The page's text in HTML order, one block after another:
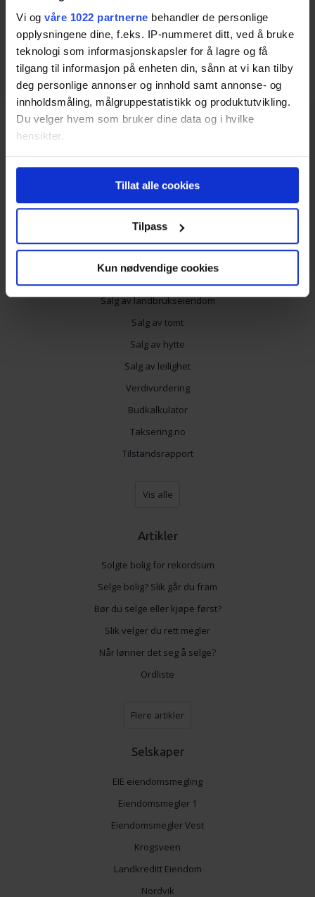
Vi og våre 1022 partnerne behandler de personlige
opplysningene dine, f.eks. IP-nummeret ditt, ved å bruke
teknologi som informasjonskapsler for å lagre og få
tilgang til informasjon på enheten din, sånn at vi kan tilby
deg personlige annonser og innhold samt annonse- og
innholdsmåling, målgruppestatistikk og produktutvikling.
Du velger hvem som bruker dine data og i hvilke
hensikter.
Hvis du gir oss lov, vil vi også gjerne:
Innhente informasjon om den geografiske
beliggenheten din, som kan være nøyaktig innenfor
Identifisere enheten din ved å aktivt skanne den
kan du lese om hvordan dine personlige
data behandles og hvordan du kan velge hvordan de skal
samtykke fra erklæringen om informasjonskapsler.
Vi bruker informasjonskapsler for å gi innhold og
mediefunksjoner og for å analysere trafikken vår. Vi deler
dessuten informasjon om hvordan du bruker nettstedet
vårt, med partnerne våre innen sosiale medier,
med annen informasjon du har gjort tilgjengelig for dem,
Tillat alle cookies
Tilpass
Kun nødvendige cookies
som passer best for deg.
Finn megler i Gjøvik
Tjenester
Salg av bolig
Salg av landbrukseiendom
Salg av tomt
Salg av hytte
Salg av leilighet
Verdivurdering
Budkalkulator
Taksering.no
Tilstandsrapport
Vis alle
Artikler
Solgte bolig for rekordsum
Selge bolig? Slik går du fram
Bør du selge eller kjøpe først?
Slik velger du rett megler
Når lønner det seg å selge?
Ordliste
Flere artikler
Selskaper
EIE eiendomsmegling
Eiendomsmegler 1
Eiendomsmegler Vest
Krogsveen
Landkreditt Eiendom
Nordvik